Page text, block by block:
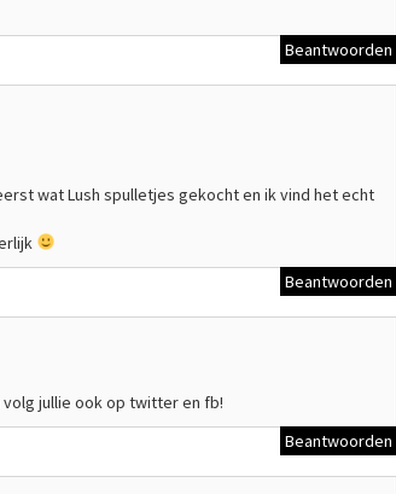
Beantwoorden
wat Lush spulletjes gekocht en ik vind het echt
Beantwoorden
jullie ook op twitter en fb!
Beantwoorden